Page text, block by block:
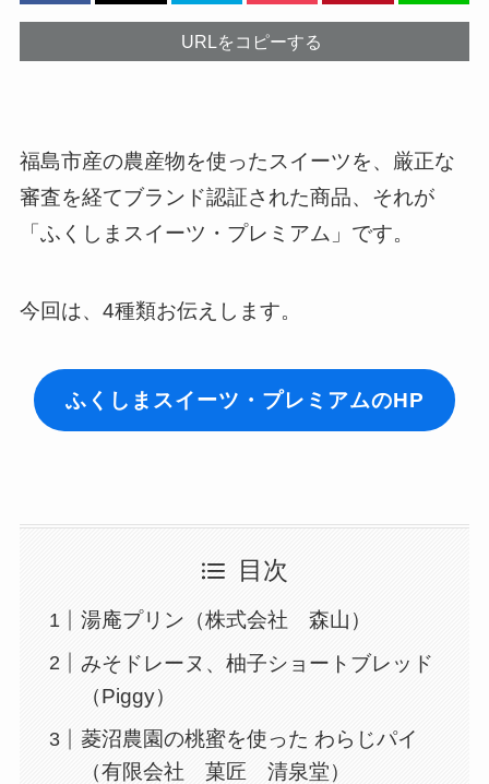
URLをコピーする
福島市産の農産物を使ったスイーツを、厳正な
審査を経てブランド認証された商品、それが
「ふくしまスイーツ・プレミアム」です。
今回は、4種類お伝えします。
ふくしまスイーツ・プレミアムのHP
目次
湯庵プリン（株式会社 森山）
みそドレーヌ、柚子ショートブレッド
（Piggy）
菱沼農園の桃蜜を使った わらじパイ
（有限会社 菓匠 清泉堂）